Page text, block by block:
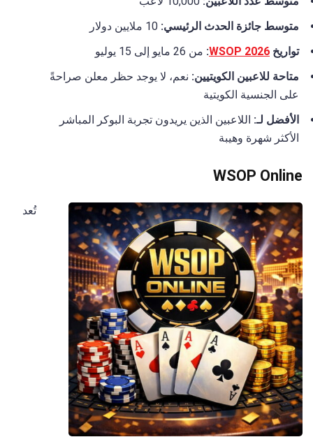
متوسط جائزة الحدث الرئيسي:
تواريخ WSOP 2026
: من 26 مايو إلى 15 يوليو
متاحة للاعبين الكويتيين: نعم، لا يوجد حظر معلن صراحةً
على الجنسية الكويتية
الأفضل لـ: اللاعبين الذين يريدون تجربة البوكر المباشر
الأكثر شهرة وهيبة
WSOP Online
تُعد